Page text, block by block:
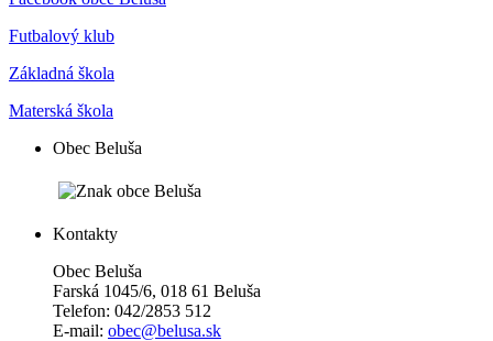
Futbalový klub
Základná škola
Materská škola
Obec Beluša
Kontakty
Obec Beluša
Farská 1045/6, 018 61 Beluša
Telefon: 042/2853 512
E-mail: obec@belusa.sk